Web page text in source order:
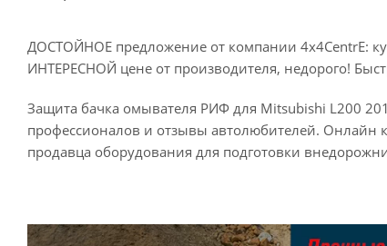
ДОСТОЙНОЕ предложение от компании 4x4CentrE:
ИНТЕРЕСНОЙ цене от производителя, недорого!
Защита бачка омывателя РИФ для Mitsubishi L200
профессионалов и отзывы автолюбителей.
продавца оборудования для подготовки